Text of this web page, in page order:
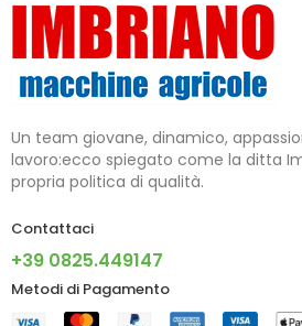
Un team giovane, dinamico,
lavoro:ecco spiegato come la ditta
propria politica di qualità.
Contattaci
+39 0825.449147
Metodi di Pagamento